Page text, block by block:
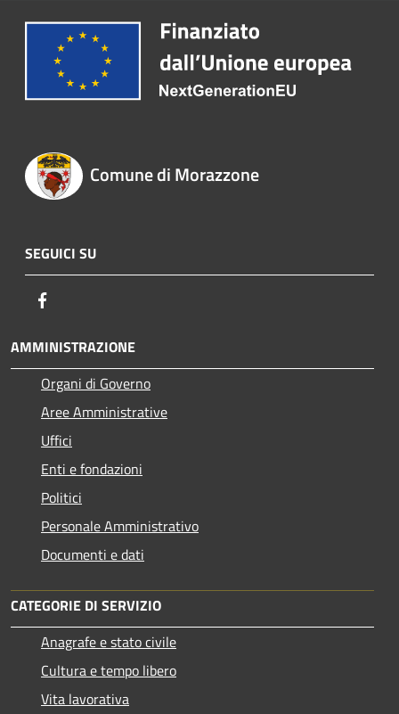
Comune di Morazzone
SEGUICI SU
AMMINISTRAZIONE
Organi di Governo
Aree Amministrative
Uffici
Enti e fondazioni
Politici
Personale Amministrativo
Documenti e dati
CATEGORIE DI SERVIZIO
Anagrafe e stato civile
Cultura e tempo libero
Vita lavorativa